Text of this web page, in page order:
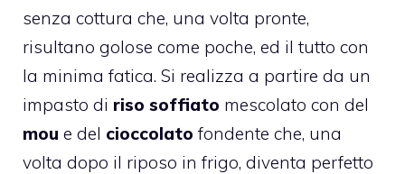
senza cottura che, una volta pronte,
risultano golose come poche, ed il tutto con
la minima fatica. Si realizza a partire da un
impasto di riso soffiato mescolato con del
mou e del cioccolato fondente che, una
volta dopo il riposo in frigo, diventa perfetto